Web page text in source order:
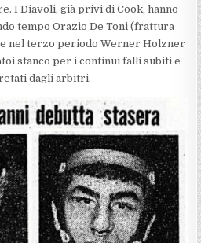
I Diavoli, già privi di Cook, hanno
tempo Orazio De Toni (frattura
e nel terzo periodo Werner Holzner
stanco per i continui falli subiti e
dagli arbitri.